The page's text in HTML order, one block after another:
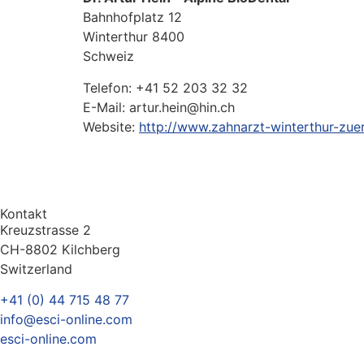
Bahnhofplatz 12
Winterthur 8400
Schweiz
Telefon: +41 52 203 32 32
E-Mail: artur.hein@hin.ch
Website: http://www.zahnarzt-winterthur-
Kontakt
Kreuzstrasse 2
CH-8802 Kilchberg
Switzerland
+41 (0) 44 715 48 77
info@esci-online.com
esci-online.com